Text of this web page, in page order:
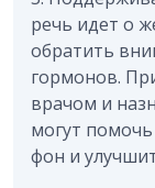
речь идет о
обратить
гормонов.
врачом и
могут
фон и